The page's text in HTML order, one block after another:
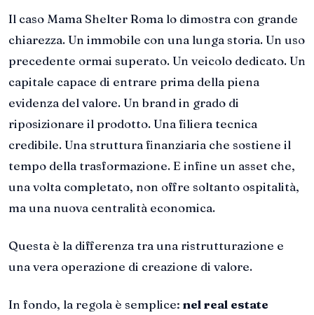
Il caso Mama Shelter Roma lo dimostra con grande
chiarezza. Un immobile con una lunga storia. Un uso
precedente ormai superato. Un veicolo dedicato. Un
capitale capace di entrare prima della piena
evidenza del valore. Un brand in grado di
riposizionare il prodotto. Una filiera tecnica
credibile. Una struttura finanziaria che sostiene il
tempo della trasformazione. E infine un asset che,
una volta completato, non offre soltanto ospitalità,
ma una nuova centralità economica.
Questa è la differenza tra una ristrutturazione e
una vera operazione di creazione di valore.
In fondo, la regola è semplice: nel real estate